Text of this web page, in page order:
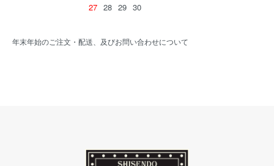
27 28 29 30
年末年始のご注文・配送、及びお問い合わせについて